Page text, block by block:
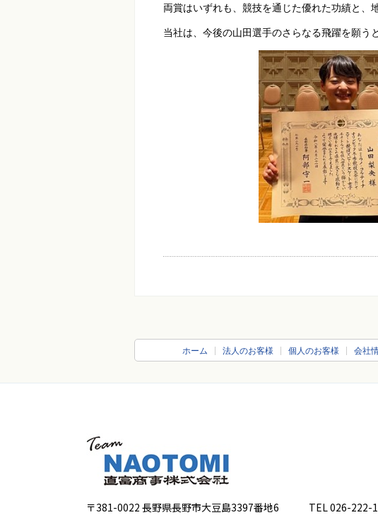
両賞はいずれも、競技を通じた優れた功績と、
当社は、今後の山田選手のさらなる飛躍を願う
ホーム 法人のお客様 個人のお客様 会社
〒381-0022 長野県長野市大豆島3397番地6 TEL 026-222-